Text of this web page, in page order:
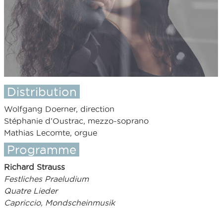
Distribution
Wolfgang Doerner, direction
Stéphanie d’Oustrac, mezzo-soprano
Mathias Lecomte, orgue
Programme
Richard Strauss
Festliches Praeludium
Quatre Lieder
Capriccio, Mondscheinmusik